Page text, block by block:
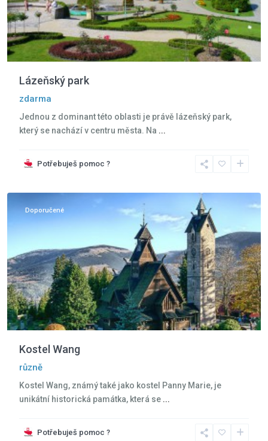
Lázeňský park
zdarma
Jednou z dominant této oblasti je právě lázeňský park,
který se nachází v centru města. Na ...
Potřebuješ pomoc ?
Krkonoše,
Doporučené
Kostel Wang
různě
Kostel Wang, známý také jako kostel Panny Marie, je
unikátní historická památka, která se ...
Potřebuješ pomoc ?
Szklarska